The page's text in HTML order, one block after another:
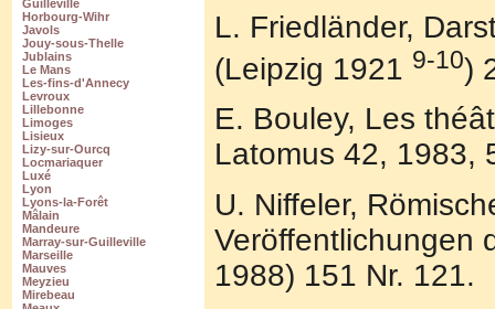
Guilleville
Horbourg-Wihr
Javols
Jouy-sous-Thelle
Jublains
Le Mans
Les-fins-d'Annecy
Levroux
Lillebonne
Limoges
Lisieux
Lizy-sur-Ourcq
Locmariaquer
Luxé
Lyon
Lyons-la-Forêt
Mâlain
Mandeure
Marray-sur-Guilleville
Marseille
Mauves
Meyzieu
Mirebeau
L. Friedländer,
(Leipzig 1921 9-10)
E. Bouley, Les
Latomus 42, 1983,
U. Niffeler,
Veröffentlichungen
1988) 151 Nr. 121.